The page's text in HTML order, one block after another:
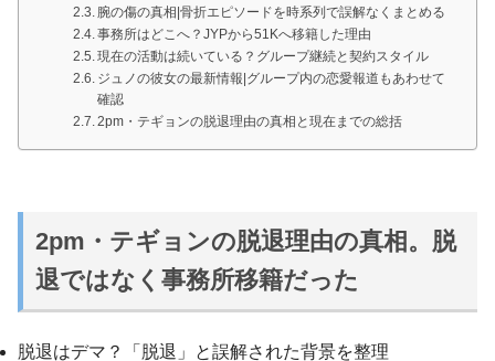
腕の傷の真相|骨折エピソードを時系列で誤解なくまとめる
事務所はどこへ？JYPから51Kへ移籍した理由
現在の活動は続いている？グループ継続と契約スタイル
ジュノの彼女の最新情報|グループ内の恋愛報道もあわせて
確認
2pm・テギョンの脱退理由の真相と現在までの総括
2pm・テギョンの脱退理由の真相。脱
退ではなく事務所移籍だった
脱退はデマ？「脱退」と誤解された背景を整理